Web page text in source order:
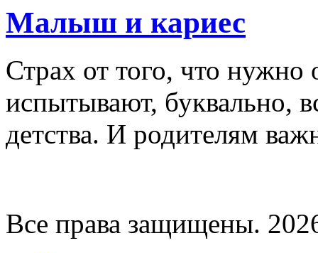
Малыш и кариес
Страх от того, что нужно
испытывают, буквально,
детства. И родителям
Все права защищены.